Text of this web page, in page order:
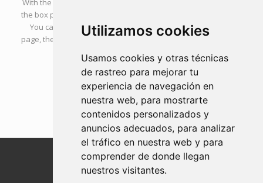
Utilizamos cookies
Usamos cookies y otras técnicas
de rastreo para mejorar tu
experiencia de navegación en
nuestra web, para mostrarte
contenidos personalizados y
anuncios adecuados, para analizar
el tráfico en nuestra web y para
comprender de donde llegan
nuestros visitantes.
With the Blank Page Template you can build interesting out of
the box pages like, coming soon or maintenance mode pages.
You can use all the elements and shortcodes of a normal
page, the only difference is that neither header nor footer are
Back to theme demo